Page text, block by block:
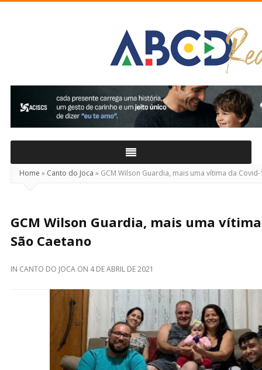
Home » Canto do Joca » GCM Wilson Guardia, mais uma vítima da
GCM Wilson Guardia, mais uma
São Caetano
IN CANTO DO JOCA ON 4 DE ABRIL DE 2021